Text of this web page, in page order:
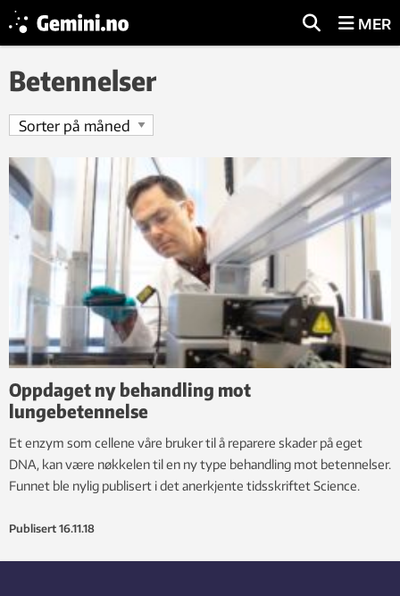
MER
Betennelser
Oppdaget ny behandling mot
lungebetennelse
Et enzym som cellene våre bruker til å reparere skader på eget
DNA, kan være nøkkelen til en ny type behandling mot betennelser.
Funnet ble nylig publisert i det anerkjente tidsskriftet Science.
Publisert 16.11.18